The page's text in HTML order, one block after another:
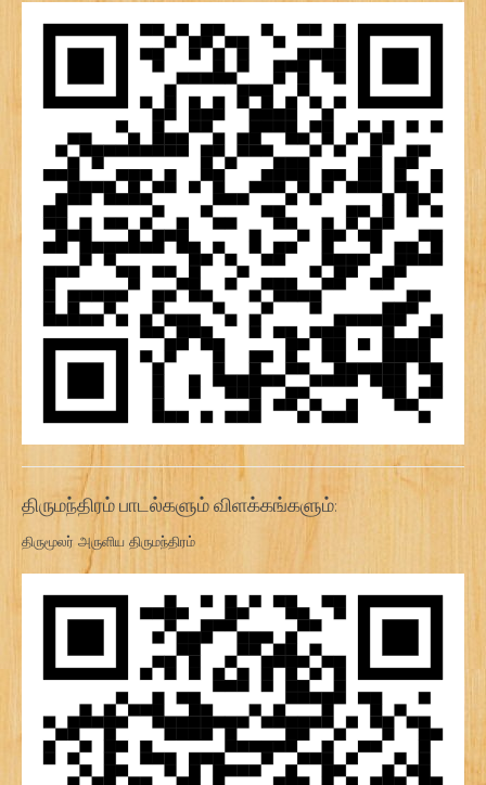
திருமந்திரம் பாடல்களும் விளக்கங்களும்:
திருமூலர் அருளிய திருமந்திரம்